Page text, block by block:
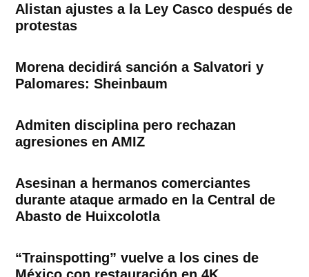
Alistan ajustes a la Ley Casco después de
protestas
Morena decidirá sanción a Salvatori y
Palomares: Sheinbaum
Admiten disciplina pero rechazan
agresiones en AMIZ
Asesinan a hermanos comerciantes
durante ataque armado en la Central de
Abasto de Huixcolotla
“Trainspotting” vuelve a los cines de
México con restauración en 4K